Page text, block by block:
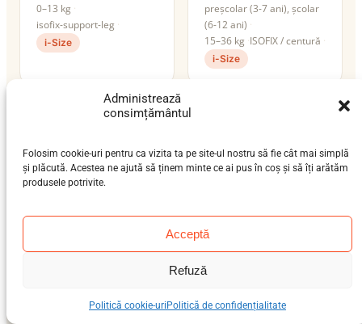
Administrează
consimțământul
Folosim cookie-uri pentru ca vizita ta pe site-ul nostru să fie cât mai simplă
și plăcută. Acestea ne ajută să ținem minte ce ai pus în coș și să îți arătăm
produsele potrivite.
Acceptă
Refuză
Politică cookie-uri Politică de confidențialitate
0–13 kg
isofix-support-leg
i-Size
preșcolar (3-7 ani), școlar
(6-12 ani)
15–36 kg ISOFIX / centură
i-Size
bebeluș (9 luni-4 ani)
Joie i-Pivot Grow
bebeluș (9 luni-4 ani),